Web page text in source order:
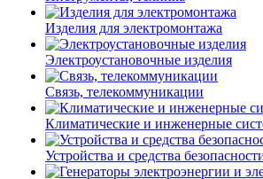
Изделия для электромонтажа
Электроустановочные изделия
Связь, телекоммуникации
Климатические и инженерные
Устройства и средства